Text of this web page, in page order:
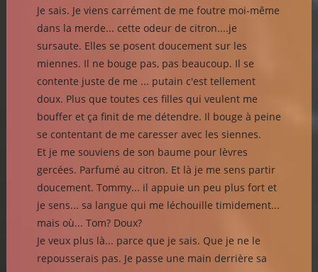
Je sais. Je viens carrément de me foutre moi-même
dans la merde... cette odeur de citron....je
sursaute. Elles se posent doucement sur les
miennes. Il ne bouge pas, pas beaucoup. Il se
contente juste de me ... putain c'est tellement
doux. Plus que toutes ces filles qui veulent me
bouffer et ça finit de me détendre. Il bouge à peine
se contentant de me caresser avec les siennes.
Et je me souviens de son baume pour lèvres
gercées. Parfumé au citron. Et là je me sens partir
doucement. Tommy... il appuie un peu plus fort et
je sens... sa langue qui me léchouille timidement...
mais où... Tom? Doux?
Je veux plus là... parce que je sais. Que je ne le
repousserais pas. Je passe une main derrière sa